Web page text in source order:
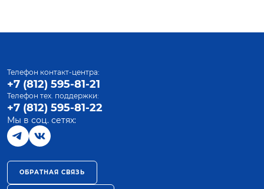
Телефон контакт-центра:
+7 (812) 595-81-21
Телефон тех. поддержки:
+7 (812) 595-81-22
Мы в соц. сетях:
ОБРАТНАЯ СВЯЗЬ